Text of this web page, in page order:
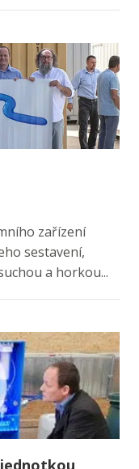
zařízení
sestavení,
a horkou...
jednotkou